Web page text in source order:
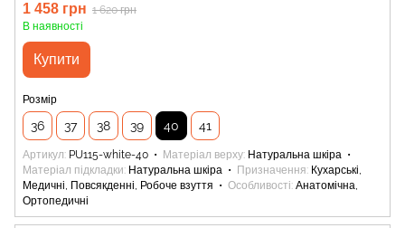
1 458 грн 1 620 грн
В наявності
Купити
Розмір
36 37 38 39 40 41
Артикул PU115-white-40 Матеріал верху Натуральна шкіра
Матеріал підкладки Натуральна шкіра Призначення Кухарські,
Медичні, Повсякденні, Робоче взуття
Особливості Анатомічна,
Ортопедичні